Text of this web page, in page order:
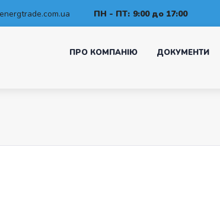
ПН - ПТ: 9:00 до 17:00
ПРО КОМПАНІЮ ДОКУМЕНТИ